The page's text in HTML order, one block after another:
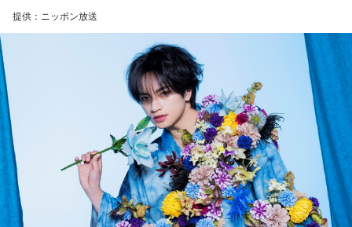
――石垣島で自主トレをともにした後輩である篠原響投手の
活躍をどうご覧になられましたか？
山田「球速がすごくて、僕も追いつけるように頑張ります」
――オールスターゲームの前に1軍へ復帰しました。ここまで
2試合に登板してみていかがですか？
山田「自分の持ち味が出せて抑えられることができたので、
そこは1番よかったのかなと思います。試合で投げる、野球が
できる感謝というのも再び感じることができましたし、野球
が楽しかったですね」
◎メールテーマ『鬼事』
TVアニメ『逃げ上手の若君』第2期オープニングテーマ「鬼
事」。中島健人はこの「鬼事」を「日々のイラッとした出来
事」や「心がザワザワした、モヤモヤした事」を表す言葉と
してカジュアルに使っています。そんな、あなたの周りで起
きた「鬼事」を教えてください。
中島健人が、どう立ち回ればよかったのか手を差し伸べま
提供：ニッポン放送